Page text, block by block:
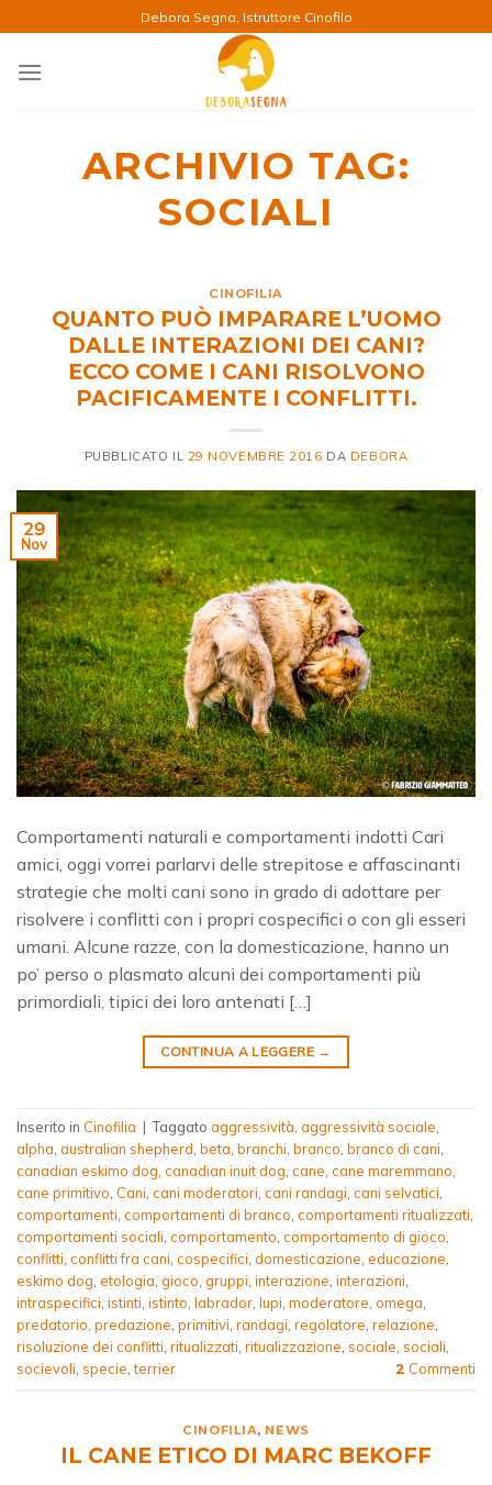
ai
contenuti
Debora Segna, Istruttore Cinofilo
ARCHIVIO TAG:
SOCIALI
CINOFILIA
QUANTO PUÒ IMPARARE L’UOMO
DALLE INTERAZIONI DEI CANI?
ECCO COME I CANI RISOLVONO
PACIFICAMENTE I CONFLITTI.
PUBBLICATO IL 29 NOVEMBRE 2016 DA DEBORA
29
Nov
Comportamenti naturali e comportamenti indotti Cari
amici, oggi vorrei parlarvi delle strepitose e affascinanti
strategie che molti cani sono in grado di adottare per
risolvere i conflitti con i propri cospecifici o con gli esseri
umani. Alcune razze, con la domesticazione, hanno un
po’ perso o plasmato alcuni dei comportamenti più
primordiali, tipici dei loro antenati […]
CONTINUA A LEGGERE →
Inserito in Cinofilia | Taggato aggressività aggressività sociale
alpha australian shepherd beta branchi branco branco di cani
canadian eskimo dog canadian inuit dog cane cane maremmano
cane primitivo Cani cani moderatori cani randagi cani selvatici
comportamenti comportamenti di branco comportamenti ritualizzati
comportamenti sociali comportamento comportamento di gioco
conflitti conflitti fra cani cospecifici domesticazione educazione
eskimo dog etologia gioco gruppi interazione interazioni
intraspecifici istinti istinto labrador lupi moderatore omega
predatorio predazione primitivi randagi regolatore relazione
risoluzione dei conflitti ritualizzati ritualizzazione sociale sociali
socievoli specie ,terrier 2 Commenti
CINOFILIA, NEWS
IL CANE ETICO DI MARC BEKOFF